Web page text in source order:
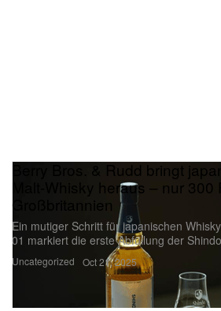
Uncategorized
Berry Bros. & Rudd bringt
Malt-Whisky heraus – nur 300
Großbritannien
Ein mutiger Schritt für japanischen
01 markiert die erste Abfüllung der
Oct 21, 2025